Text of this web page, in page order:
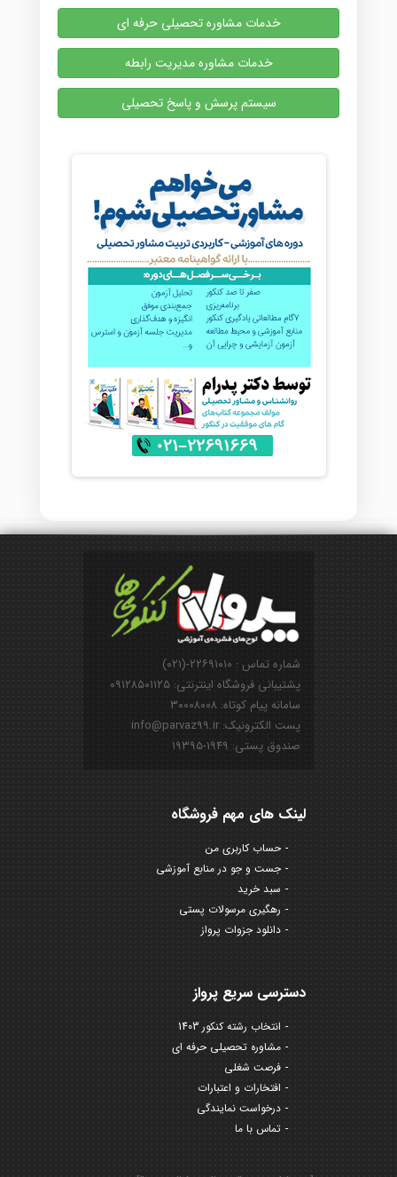
خدمات مشاوره تحصیلی حرفه ای
خدمات مشاوره مدیریت رابطه
سیستم پرسش و پاسخ تحصیلی
شماره تماس : ۲۲۶۹۱۰۱۰-(۰۲۱)
پشتیبانی فروشگاه اینترنتی: ۰۹۱۲۸۵۰۱۱۲۵
سامانه پیام کوتاه: ۳۰۰۰۸۰۰۸
پست الکترونیک: info@parvaz99.ir
صندوق پستی: ۱۹۴۹-۱۹۳۹۵
لینک های مهم فروشگاه
حساب کاربری من
جست و جو در منابع آموزشی
سبد خرید
رهگیری مرسولات پستی
دانلود جزوات پرواز
دسترسی سریع پرواز
انتخاب رشته کنکور 1403
مشاوره تحصیلی حرفه ای
فرصت شغلی
افتخارات و اعتبارات
درخواست نمایندگی
تماس با ما